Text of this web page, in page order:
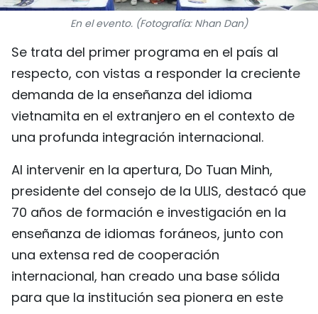
TIẾNG VIỆT
ENGLISH
中文
FRANÇAIS
РУССКИЙ
En el evento. (Fotografía: Nhan Dan)
Se trata del primer programa en el país al
respecto, con vistas a responder la creciente
demanda de la enseñanza del idioma
vietnamita en el extranjero en el contexto de
una profunda integración internacional.
Al intervenir en la apertura, Do Tuan Minh,
presidente del consejo de la ULIS, destacó que
70 años de formación e investigación en la
enseñanza de idiomas foráneos, junto con
una extensa red de cooperación
internacional, han creado una base sólida
para que la institución sea pionera en este